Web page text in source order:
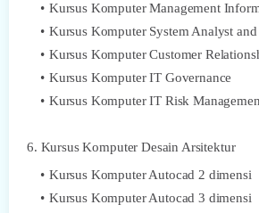
Kursus Komputer Management
Kursus Komputer System Analyst
Kursus Komputer Customer
Kursus Komputer IT Governance
Kursus Komputer IT Risk
6. Kursus Komputer Desain Arsitektur
Kursus Komputer Autocad 2 dimensi
Kursus Komputer Autocad 3 dimensi